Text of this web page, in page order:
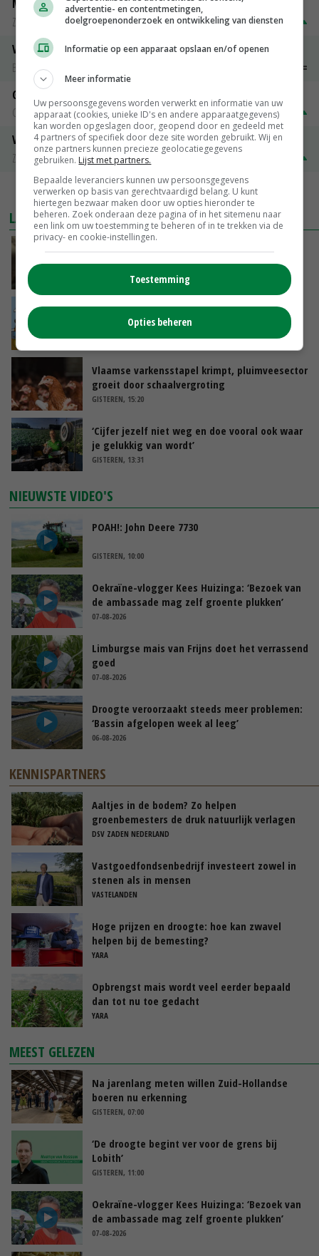
Magere melkpoeder
Zuivel NL
€ 269,00 € 7,00
Vleeskuikens 2001-2600 gr
Barneveld
Gerst
Groningen
€ 197,00 € 2,00
Volle melkpoeder
Zuivel NL
MEER MARKTPRIJZEN
LAATSTE NIEUWS
‘Samenwerking A-ware en Amalthea gaat
zorgen voor meer balans’
GISTEREN, 16:01
Internationale vraag naar geitenzuivel blijft
groot: Nederland in Europese top
GISTEREN, 15:33
Vlaamse varkensstapel krimpt, pluimveesector
groeit door schaalvergroting
GISTEREN, 15:20
‘Cijfer jezelf niet weg en doe vooral ook waar
je gelukkig van wordt’
GISTEREN, 13:31
NIEUWSTE VIDEO'S
POAH!: John Deere 7730
GISTEREN, 10:00
Oekraïne-vlogger Kees Huizinga: ‘Bezoek van
de ambassade mag zelf groente plukken’
07-08-2026
Limburgse mais van Frijns doet het verrassend
goed
07-08-2026
Droogte veroorzaakt steeds meer problemen:
‘Bassin afgelopen week al leeg’
06-08-2026
KENNISPARTNERS
Aaltjes in de bodem? Zo helpen
groenbemesters de druk natuurlijk verlagen
DSV ZADEN NEDERLAND
Vastgoedfondsenbedrijf investeert zowel in
stenen als in mensen
VASTELANDEN
Hoge prijzen en droogte: hoe kan zwavel
helpen bij de bemesting?
YARA
Opbrengst mais wordt veel eerder bepaald
dan tot nu toe gedacht
YARA
MEEST GELEZEN
Na jarenlang meten willen Zuid-Hollandse
boeren nu erkenning
GISTEREN, 07:00
‘De droogte begint ver voor de grens bij
Lobith’
GISTEREN, 11:00
Oekraïne-vlogger Kees Huizinga: ‘Bezoek van
de ambassade mag zelf groente plukken’
07-08-2026
advertentie- en contentmetingen,
doelgroepenonderzoek en ontwikkeling van diensten
Informatie op een apparaat opslaan en/of openen
Meer informatie
Uw persoonsgegevens worden verwerkt en informatie van uw
apparaat (cookies, unieke ID's en andere apparaatgegevens)
kan worden opgeslagen door, geopend door en gedeeld met
4 partners of specifiek door deze site worden gebruikt. Wij en
onze partners kunnen precieze geolocatiegegevens
gebruiken. Lijst met partners.
Bepaalde leveranciers kunnen uw persoonsgegevens
verwerken op basis van gerechtvaardigd belang. U kunt
hiertegen bezwaar maken door uw opties hieronder te
beheren. Zoek onderaan deze pagina of in het sitemenu naar
een link om uw toestemming te beheren of in te trekken via de
privacy- en cookie-instellingen.
Toestemming
Opties beheren